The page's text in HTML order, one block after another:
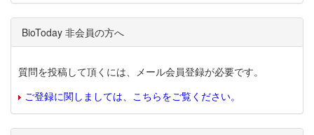
BioToday 非会員の方へ
質問を投稿して頂くには、メール会員登録が必要です。
ご登録に関しましては、こちらをご覧ください。